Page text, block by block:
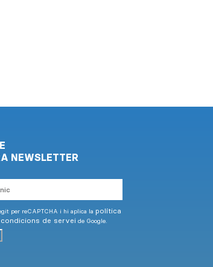
NEWSLETTER
per reCAPTCHA i hi aplica la política
condicions de serveide Google.